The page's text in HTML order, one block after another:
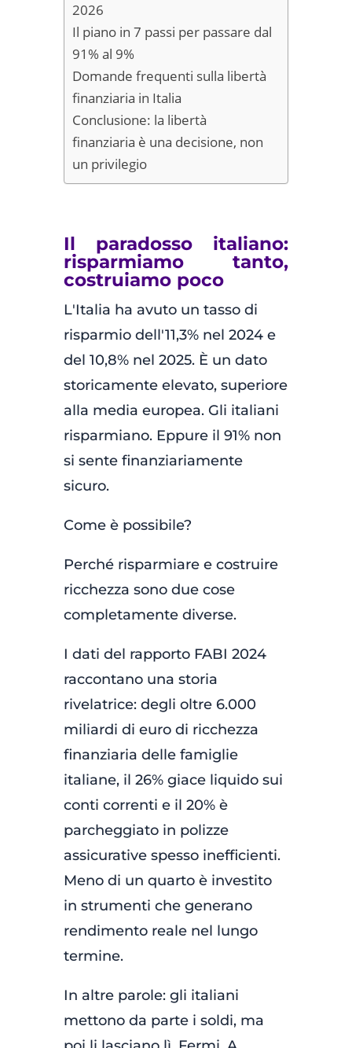
2026
Il piano in 7 passi per passare dal
91% al 9%
Domande frequenti sulla libertà
finanziaria in Italia
Conclusione: la libertà
finanziaria è una decisione, non
un privilegio
Il paradosso italiano:
risparmiamo tanto,
costruiamo poco
L'Italia ha avuto un tasso di
risparmio dell'11,3% nel 2024 e
del 10,8% nel 2025. È un dato
storicamente elevato, superiore
alla media europea. Gli italiani
risparmiano. Eppure il 91% non
si sente finanziariamente
sicuro.
Come è possibile?
Perché risparmiare e costruire
ricchezza sono due cose
completamente diverse.
I dati del rapporto FABI 2024
raccontano una storia
rivelatrice: degli oltre 6.000
miliardi di euro di ricchezza
finanziaria delle famiglie
italiane, il 26% giace liquido sui
conti correnti e il 20% è
parcheggiato in polizze
assicurative spesso inefficienti.
Meno di un quarto è investito
in strumenti che generano
rendimento reale nel lungo
termine.
In altre parole: gli italiani
mettono da parte i soldi, ma